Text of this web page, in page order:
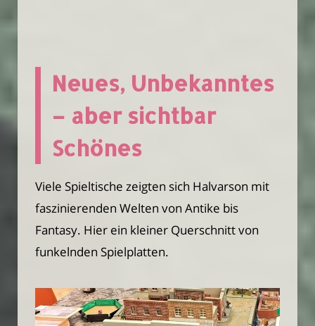
Neues, Unbekanntes
– aber sichtbar
Schönes
Viele Spieltische zeigten sich Halvarson mit
faszinierenden Welten von Antike bis
Fantasy. Hier ein kleiner Querschnitt von
funkelnden Spielplatten.